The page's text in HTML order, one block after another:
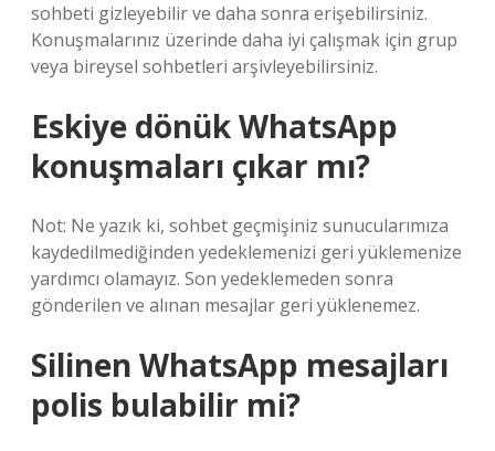
sohbeti gizleyebilir ve daha sonra erişebilirsiniz.
Konuşmalarınız üzerinde daha iyi çalışmak için grup
veya bireysel sohbetleri arşivleyebilirsiniz.
Eskiye dönük WhatsApp
konuşmaları çıkar mı?
Not: Ne yazık ki, sohbet geçmişiniz sunucularımıza
kaydedilmediğinden yedeklemenizi geri yüklemenize
yardımcı olamayız. Son yedeklemeden sonra
gönderilen ve alınan mesajlar geri yüklenemez.
Silinen WhatsApp mesajları
polis bulabilir mi?